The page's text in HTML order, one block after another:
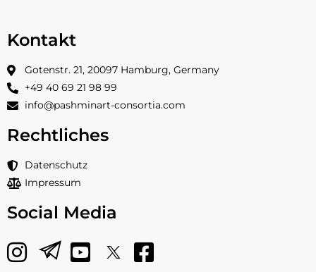
Kontakt
Gotenstr. 21, 20097 Hamburg, Germany
+49 40 69 21 98 99
info@pashminart-consortia.com
Rechtliches
Datenschutz
Impressum
Social Media